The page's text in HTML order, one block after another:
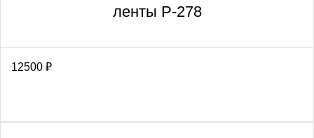
ленты Р-278
12500 ₽